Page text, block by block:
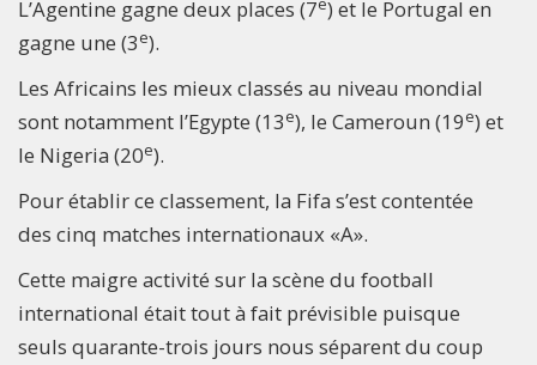
L’Agentine gagne deux places (7e) et le Portugal en
gagne une (3e).
Les Africains les mieux classés au niveau mondial
sont notamment l’Egypte (13e), le Cameroun (19e) et
le Nigeria (20e).
Pour établir ce classement, la Fifa s’est contentée
des cinq matches internationaux «A».
Cette maigre activité sur la scène du football
international était tout à fait prévisible puisque
seuls quarante-trois jours nous séparent du coup